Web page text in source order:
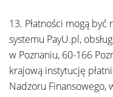
13. Płatności mogą
systemu PayU.pl,
w Poznaniu, 60-166
krajową instytucję
Nadzoru Finansowego,